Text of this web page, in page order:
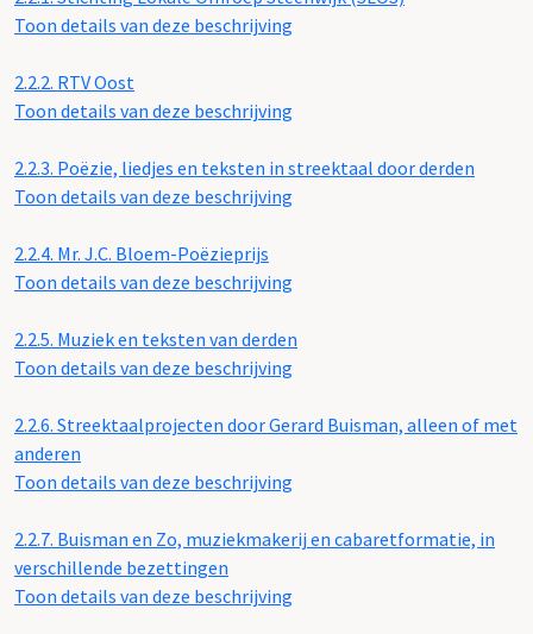
Toon details van deze beschrijving
2.2.2. RTV Oost
Toon details van deze beschrijving
2.2.3. Poëzie, liedjes en teksten in streektaal door derden
Toon details van deze beschrijving
2.2.4. Mr. J.C. Bloem-Poëzieprijs
Toon details van deze beschrijving
2.2.5. Muziek en teksten van derden
Toon details van deze beschrijving
2.2.6. Streektaalprojecten door Gerard Buisman, alleen of met
anderen
Toon details van deze beschrijving
2.2.7. Buisman en Zo, muziekmakerij en cabaretformatie, in
verschillende bezettingen
Toon details van deze beschrijving